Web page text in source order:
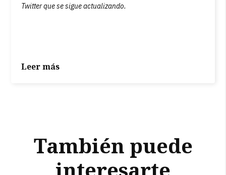
Twitter que se sigue actualizando.
Leer más
También puede